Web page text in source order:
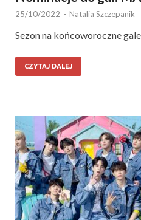
25/10/2022 - Natalia Szczepanik
Sezon na końcoworoczne
CZYTAJ DALEJ